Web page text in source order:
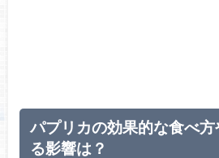
パプリカの効果的な食べ
る影響は？